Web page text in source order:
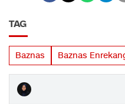
TAG
Baznas Baznas